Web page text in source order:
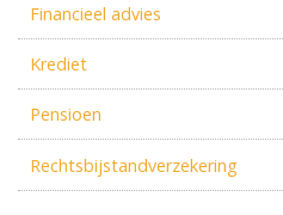
Financieel advies
Krediet
Pensioen
Rechtsbijstandverzekering